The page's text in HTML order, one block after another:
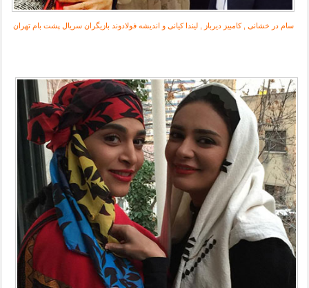
سام در خشانی , کامبیز دیرباز , لیندا کیانی و اندیشه فولادوند بازیگران سریال پشت بام تهران